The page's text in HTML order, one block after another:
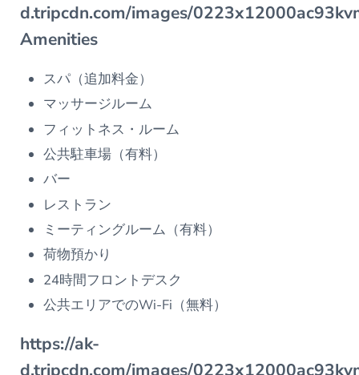
d.tripcdn.com/images/
Amenities
スパ（追加料金）
マッサージルーム
フィットネス・ルーム
公共駐車場（有料）
バー
レストラン
ミーティングルーム（有料）
荷物預かり
24時間フロントデスク
公共エリアでのWi-Fi（無料）
https://ak-
d.tripcdn.com/images/